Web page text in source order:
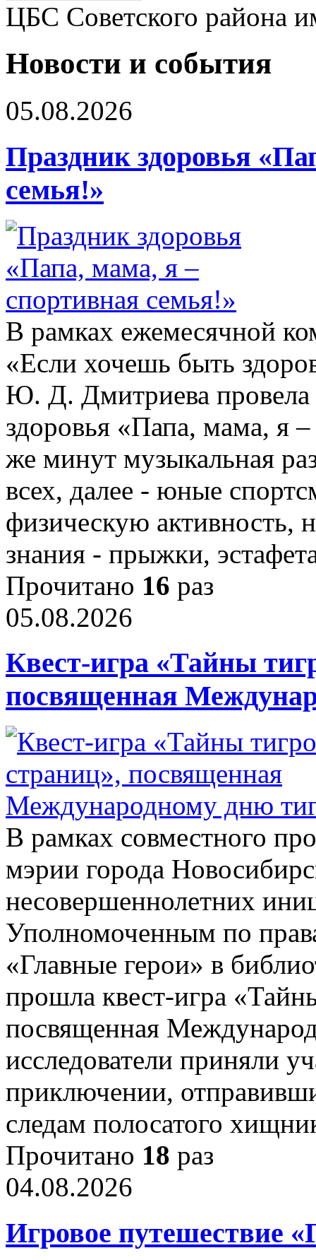
ЦБС Советского района
Новости и события
05.08.2026
Праздник здоровья
семья!»
В рамках ежемесячной
«Если хочешь быть
Ю. Д. Дмитриева провела
здоровья «Папа, мама, я
же минут музыкальная
всех, далее - юные
физическую активность,
знания - прыжки,
Прочитано 16 раз
05.08.2026
Квест-игра «Тайны
посвященная
В рамках совместного
мэрии города
несовершеннолетних
Уполномоченным по
«Главные герои» в
прошла квест-игра
посвященная
исследователи приняли
приключении,
следам полосатого
Прочитано 18 раз
04.08.2026
Игровое путешествие